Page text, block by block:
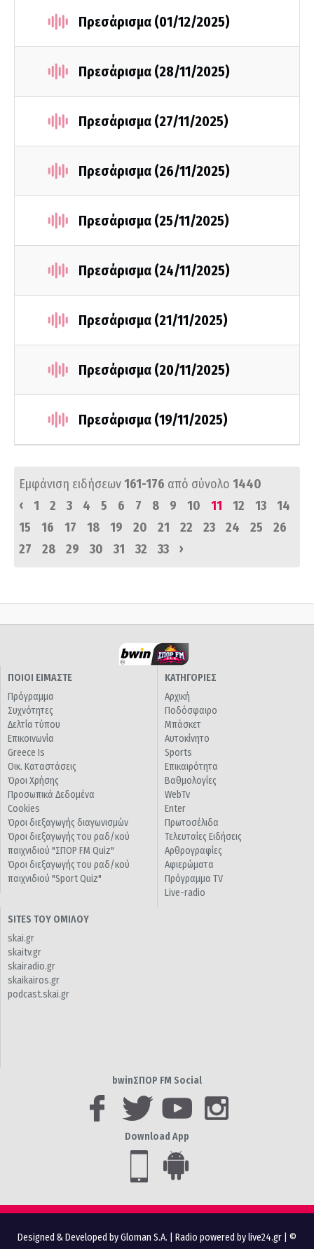
Πρεσάρισμα (01/12/2025)
Πρεσάρισμα (28/11/2025)
Πρεσάρισμα (27/11/2025)
Πρεσάρισμα (26/11/2025)
Πρεσάρισμα (25/11/2025)
Πρεσάρισμα (24/11/2025)
Πρεσάρισμα (21/11/2025)
Πρεσάρισμα (20/11/2025)
Πρεσάρισμα (19/11/2025)
Εμφάνιση ειδήσεων161-176 από σύνολο 1440
‹
1 2 3 4 5 6 7 8 9 10 11 12 13
14
15
16 17 18 19 20 21 22 23 24 25
26
27
28 29 30 31 32 33 ›
ΠΟΙΟΙ ΕΙΜΑΣΤΕ
Πρόγραμμα
Συχνότητες
Δελτία τύπου
Επικοινωνία
Greece Is
Οικ. Καταστάσεις
Όροι Χρήσης
Προσωπικά Δεδομένα
Cookies
Όροι διεξαγωγής διαγωνισμών
Όροι διεξαγωγής του ραδ/κού
παιχνιδιού "ΣΠΟΡ FM Quiz"
Όροι διεξαγωγής του ραδ/κού
παιχνιδιού "Sport Quiz"
ΚΑΤΗΓΟΡΙΕΣ
Αρχική
Ποδόσφαιρο
Μπάσκετ
Αυτοκίνητο
Sports
Επικαιρότητα
Βαθμολογίες
WebTv
Enter
Πρωτοσέλιδα
Τελευταίες Ειδήσεις
Αρθρογραφίες
Αφιερώματα
Πρόγραμμα TV
Live-radio
SITES ΤΟΥ ΟΜΙΛΟΥ
skai.gr
skaitv.gr
skairadio.gr
skaikairos.gr
podcast.skai.gr
bwinΣΠΟΡ FM Social
Download App
Designed & Developed by Gloman S.A. Radio powered by live24.gr | ©